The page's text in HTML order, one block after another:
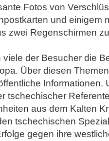
Fotos von
und einigem
zwei Regenschirmen
der Besucher die
Über diesen
Informationen.
tschechischer
aus dem Kalten
tschechischen
gegen ihre